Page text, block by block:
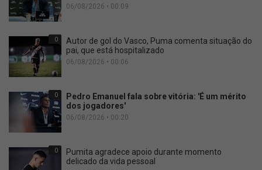
06/08/2026 • 00:09
0
Autor de gol do Vasco, Puma comenta situação do
pai, que está hospitalizado
06/08/2026 • 00:06
0
Pedro Emanuel fala sobre vitória: 'É um mérito
dos jogadores'
06/08/2026 • 00:20
0
Pumita agradece apoio durante momento
delicado da vida pessoal